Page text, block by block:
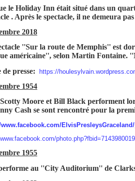
le Holiday Inn était situé dans un
. Après le spectacle, il ne demeura
2018
''Sur la route de Memphis'' est
américaine'', selon Martin Fontaine.
de presse:
https://
1954
Moore et Bill Black performent
Cash se sont rencontré pour la
ElvisPresleysGraceland/
1955
au ''City Auditorium'' de